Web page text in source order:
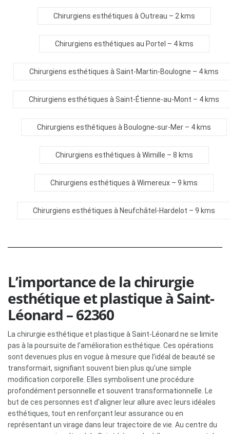
Chirurgiens esthétiques à Outreau – 2 kms
Chirurgiens esthétiques au Portel – 4 kms
Chirurgiens esthétiques à Saint-Martin-Boulogne – 4 kms
Chirurgiens esthétiques à Saint-Étienne-au-Mont – 4 kms
Chirurgiens esthétiques à Boulogne-sur-Mer – 4 kms
Chirurgiens esthétiques à Wimille – 8 kms
Chirurgiens esthétiques à Wimereux – 9 kms
Chirurgiens esthétiques à Neufchâtel-Hardelot – 9 kms
L’importance de la chirurgie
esthétique et plastique à Saint-
Léonard – 62360
La chirurgie esthétique et plastique à Saint-Léonard ne se limite
pas à la poursuite de l’amélioration esthétique. Ces opérations
sont devenues plus en vogue à mesure que l’idéal de beauté se
transformait, signifiant souvent bien plus qu’une simple
modification corporelle. Elles symbolisent une procédure
profondément personnelle et souvent transformationnelle. Le
but de ces personnes est d’aligner leur allure avec leurs idéales
esthétiques, tout en renforçant leur assurance ou en
représentant un virage dans leur trajectoire de vie. Au centre du